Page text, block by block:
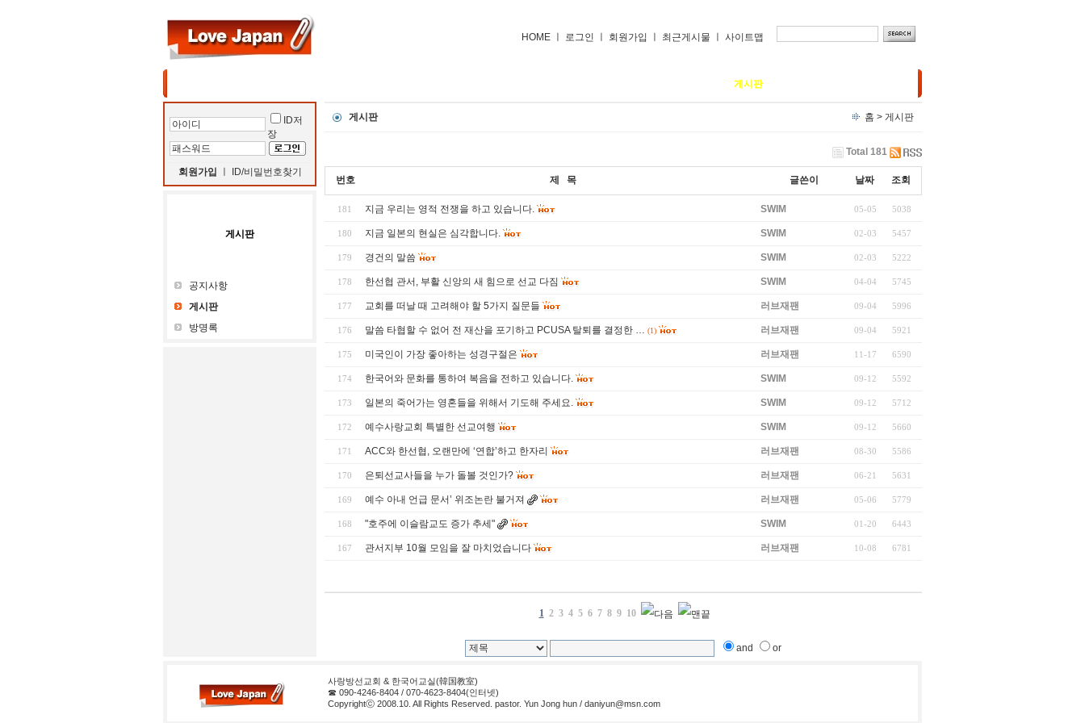
HOME 로그인 회원가입 최근게시물 사이트맵
게시판
ID저
장
회원가입 ID/비밀번호찾기
게시판
공지사항
게시판
방명록
게시판 홈 > 게시판
Total 181
번호 제 목 글쓴이 날짜 조회
181 지금 우리는 영적 전쟁을 하고 있습니다. SWIM 05-05 5038
180 지금 일본의 현실은 심각합니다. SWIM 02-03 5457
179 경건의 말씀 SWIM 02-03 5222
178 한선협 관서, 부활 신앙의 새 힘으로 선교 다짐 SWIM 04-04 5745
177 교회를 떠날 때 고려해야 할 5가지 질문들 러브재팬 09-04 5996
176 말씀 타협할 수 없어 전 재산을 포기하고 PCUSA 탈퇴를 결정한 … (1) 러브재팬 09-04 5921
175 미국인이 가장 좋아하는 성경구절은 러브재팬 11-17 6590
174 한국어와 문화를 통하여 복음을 전하고 있습니다. SWIM 09-12 5592
173 일본의 죽어가는 영혼들을 위해서 기도해 주세요. SWIM 09-12 5712
172 예수사랑교회 특별한 선교여행 SWIM 09-12 5660
171 ACC와 한선협, 오랜만에 ‘연합’하고 한자리 러브재팬 08-30 5586
170 은퇴선교사들을 누가 돌볼 것인가? 러브재팬 06-21 5631
169 예수 아내 언급 문서’ 위조논란 불거져 러브재팬 05-06 5779
168 "호주에 이슬람교도 증가 추세" SWIM 01-20 6443
167 관서지부 10월 모임을 잘 마치었습니다 러브재팬 10-08 6781
1 2 3 4 5 6 7 8 9 10
and or
사랑방선교회 & 한국어교실(韓国教室)
☎ 090-4246-8404 / 070-4623-8404(인터넷)
Copyrightⓒ 2008.10. All Rights Reserved. pastor. Yun Jong hun / daniyun@msn.com